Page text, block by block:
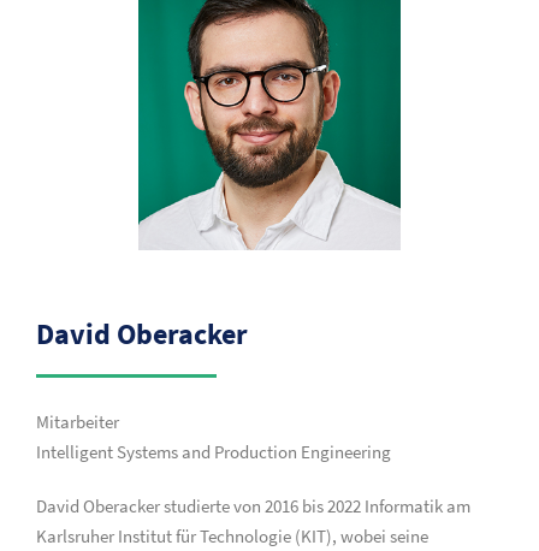
David Oberacker
Mitarbeiter
Intelligent Systems and Production Engineering
David Oberacker studierte von 2016 bis 2022 Informatik am
Karlsruher Institut für Technologie (KIT), wobei seine